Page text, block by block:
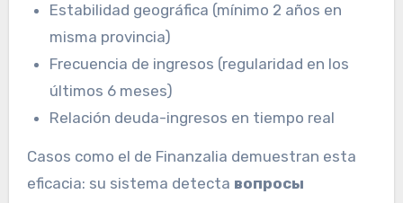
Estabilidad geográfica (mínimo 2 años en
misma provincia)
Frecuencia de ingresos (regularidad en los
últimos 6 meses)
Relación deuda-ingresos en tiempo real
Casos como el de Finanzalia demuestran esta
eficacia: su sistema detecta вопросы